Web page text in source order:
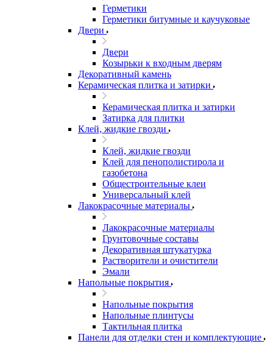
Герметики
Герметики битумные и каучуковые
Двери
Двери
Козырьки к входным дверям
Декоративный камень
Керамическая плитка и затирки
Керамическая плитка и затирки
Затирка для плитки
Клей, жидкие гвозди
Клей, жидкие гвозди
Клей для пенополистирола и
газобетона
Общестроительные клеи
Универсальный клей
Лакокрасочные материалы
Лакокрасочные материалы
Грунтовочные составы
Декоративная штукатурка
Растворители и очистители
Эмали
Напольные покрытия
Напольные покрытия
Напольные плинтусы
Тактильная плитка
Панели для отделки стен и комплектующие